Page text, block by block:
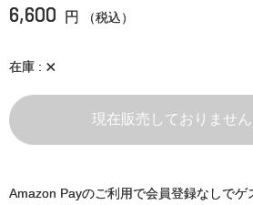
6,600 円 （税込）
在庫 ×
現在販売しておりません
Amazon Payのご利用で会員登録なしでゲ